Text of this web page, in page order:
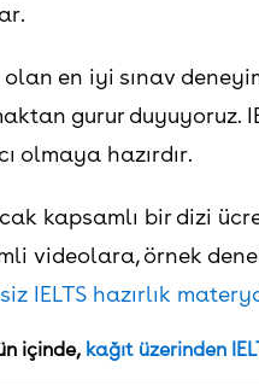
olan en iyi sınav
gurur duyuyoruz.
olmaya hazırdır.
kapsamlı bir dizi
videolara, örnek
IELTS hazırlık
içinde, kağıt üzerinden